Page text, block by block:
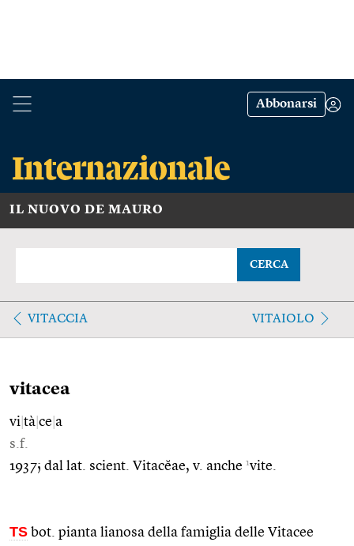
Abbonarsi
IL NUOVO DE MAURO
CERCA
VITACCIA VITAIOLO
vitacea
vi tà ce a
s.f.
1937; dal lat. scient. Vitacĕae, v. anche 1vite.
TS bot. pianta lianosa della famiglia delle Vitacee